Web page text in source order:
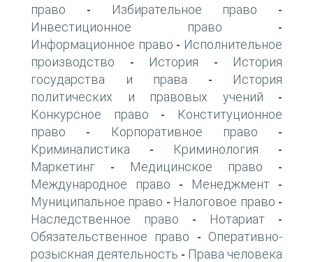
право - Избирательное право -
Инвестиционное право -
Информационное право - Исполнительное
производство - История -
История
государства и права -
История
политических и правовых учений -
Конкурсное право -
Конституционное
право - Корпоративное право -
Криминалистика - Криминология -
Маркетинг - Медицинское право -
Международное право - Менеджмент -
Муниципальное право - Налоговое право -
Наследственное право - Нотариат -
Обязательственное право - Оперативно-
розыскная деятельность - Права человека